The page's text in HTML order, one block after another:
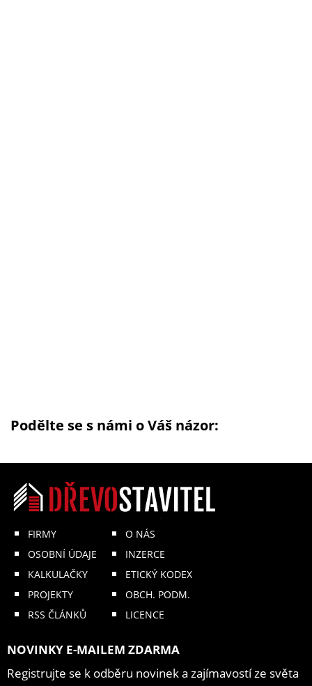
Podělte se s námi o Váš názor:
FIRMY
OSOBNÍ ÚDAJE
KALKULAČKY
PROJEKTY
RSS ČLÁNKŮ
O NÁS
INZERCE
ETICKÝ KODEX
OBCH. PODM.
LICENCE
NOVINKY E-MAILEM ZDARMA
Registrujte se k odběru novinek a zajímavostí ze světa